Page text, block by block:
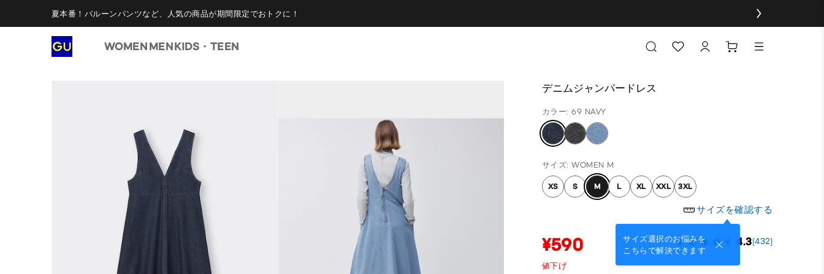
夏本番！バルーンパンツなど、人気の商品が期間限定でおトクに！
WOMEN MENKIDS・TEEN
デニムジャンパードレス
カラー: 69 NAVY
サイズ: WOMEN M
XS S M L XL XXL 3XL
サイズを確認する
サイズ選択のお悩みを
こちらで解決できます
¥590 4.3(432)
値下げ